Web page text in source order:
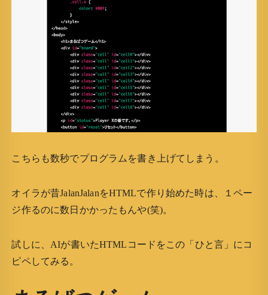
こちらも数秒でプログラムを書き上げてしまう。
オイラが昔JalanJalanをHTMLで作り始めた時は、１ペー
ジ作るのに数日かかったもんや(笑)。
試しに、AIが書いたHTMLコードをこの「ひと言」にコ
ピペしてみる。